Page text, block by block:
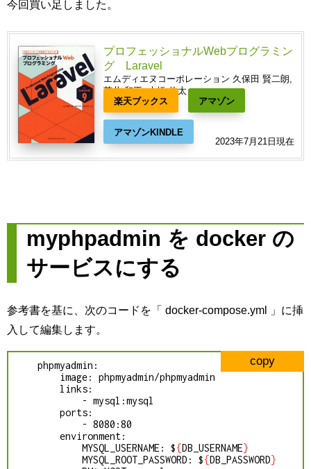
今回買い足しました。
プロフェッショナルWebプログラミン
グ Laravel
エムディエヌコーポレーション 久保田 賢二朗,
荒井 和平, 大橋 佑太
2023年7月21日現在
楽天ブックス アマゾン
アマゾンKINDLE
myphpadmin を docker の
サービスにする
参考書を基に、次のコードを「 docker-compose.yml 」に挿
入して編集します。
copy
            MYSQL_USERNAME: $
{DB_USERNAME}
            MYSQL_ROOT_PASSWORD: $
{DB_PASSWORD}